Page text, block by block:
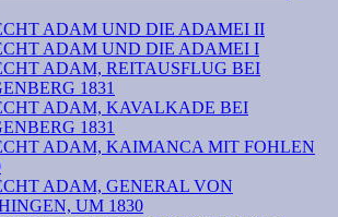
ADAM UND DIE ADAMEI II
ADAM UND DIE ADAMEI I
ADAM, REITAUSFLUG BEI
1831
ADAM, KAVALKADE BEI
1831
ADAM, KAIMANCA MIT FOHLEN
ADAM, GENERAL VON
UM 1830